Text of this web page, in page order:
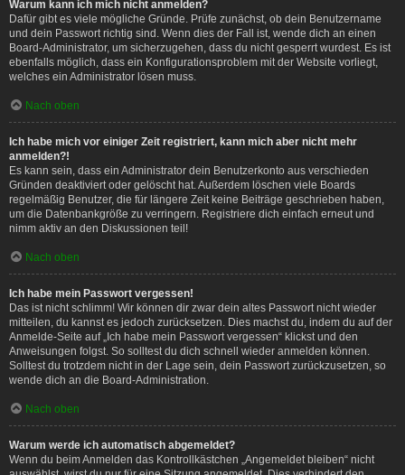
Warum kann ich mich nicht anmelden?
Dafür gibt es viele mögliche Gründe. Prüfe zunächst, ob dein Benutzername
und dein Passwort richtig sind. Wenn dies der Fall ist, wende dich an einen
Board-Administrator, um sicherzugehen, dass du nicht gesperrt wurdest. Es ist
ebenfalls möglich, dass ein Konfigurationsproblem mit der Website vorliegt,
welches ein Administrator lösen muss.
Nach oben
Ich habe mich vor einiger Zeit registriert, kann mich aber nicht mehr
anmelden?!
Es kann sein, dass ein Administrator dein Benutzerkonto aus verschieden
Gründen deaktiviert oder gelöscht hat. Außerdem löschen viele Boards
regelmäßig Benutzer, die für längere Zeit keine Beiträge geschrieben haben,
um die Datenbankgröße zu verringern. Registriere dich einfach erneut und
nimm aktiv an den Diskussionen teil!
Nach oben
Ich habe mein Passwort vergessen!
Das ist nicht schlimm! Wir können dir zwar dein altes Passwort nicht wieder
mitteilen, du kannst es jedoch zurücksetzen. Dies machst du, indem du auf der
Anmelde-Seite auf „Ich habe mein Passwort vergessen“ klickst und den
Anweisungen folgst. So solltest du dich schnell wieder anmelden können.
Solltest du trotzdem nicht in der Lage sein, dein Passwort zurückzusetzen, so
wende dich an die Board-Administration.
Nach oben
Warum werde ich automatisch abgemeldet?
Wenn du beim Anmelden das Kontrollkästchen „Angemeldet bleiben“ nicht